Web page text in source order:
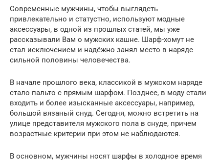
Современные мужчины, чтобы выглядеть
привлекательно и статустно, используют модные
аксессуары, в одной из прошлых статей, мы уже
рассказывали Вам о мужских кашне. Шарф-хомут не
стал исключением и надёжно занял место в наряде
сильной половины человечества.
В начале прошлого века, классикой в мужском наряде
стало пальто с прямым шарфом. Позднее, в моду стали
входить и более изысканные аксессуары, например,
большой вязаный снуд. Сегодня, можно встретить на
улице представителя мужского пола в снуде, причем
возрастные критерии при этом не наблюдаются.
В основном, мужчины носят шарфы в холодное время